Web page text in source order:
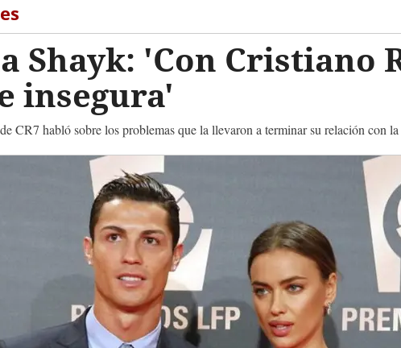
Shayk: 'Con Cristiano
insegura'
CR7 habló sobre los problemas que la llevaron a terminar su relación con